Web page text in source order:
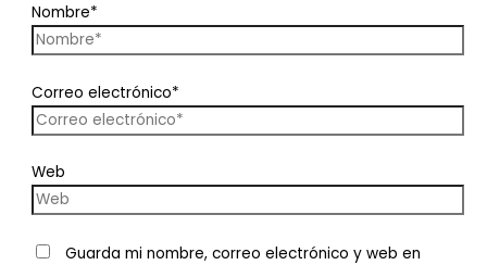
Nombre*
Correo electrónico*
Web
Guarda mi nombre, correo electrónico y web en